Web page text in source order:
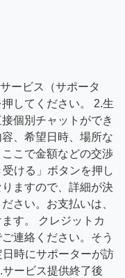
ービス（サポータ
してください。 2.生
個別チャットができ
、希望日時、場所な
こで金額などの交渉
ける」ボタンを押し
ますので、詳細が決
さい。お支払いは、
す。 クレジットカ
連絡ください。そう
時にサポーターが訪
ービス提供終了後